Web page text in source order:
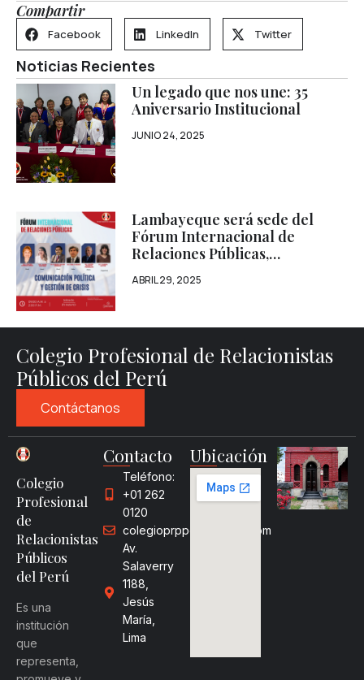
Compartir
Facebook LinkedIn Twitter
Noticias Recientes
Un legado que nos une: 35
Aniversario Institucional
JUNIO 24, 2025
Lambayeque será sede del
Fórum Internacional de
Relaciones Públicas,
Gestión de Crisis
ABRIL 29, 2025
Colegio Profesional de Relacionistas
Públicos del Perú
Contáctanos
Colegio
Profesional
de
Relacionistas
Públicos
del Perú
Es una
institución
que
representa,
Contacto
Teléfono:
+01 262
0120
colegioprpperu@gmail.com
Av.
Salaverry
1188,
Jesús
María,
Lima
Ubicación